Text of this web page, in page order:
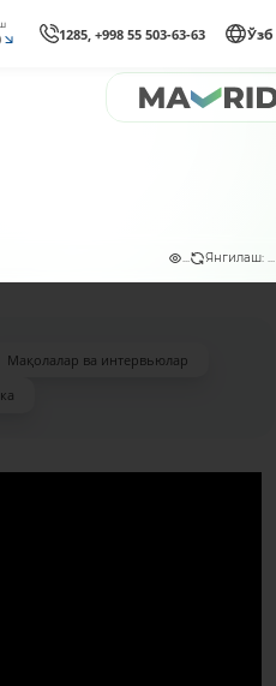
1285, +998 55 503-63-63 Ўзб
... Янгилаш: ...
Мақолалар ва интервьюлар